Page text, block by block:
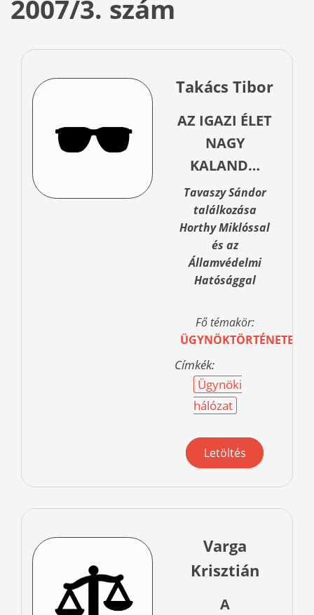
2007/3. szám
Takács Tibor
AZ IGAZI ÉLET
NAGY
KALAND…
Tavaszy Sándor
találkozása
Horthy Miklóssal
és az
Államvédelmi
Hatósággal
Fő témakör:
ÜGYNÖKTÖRTÉNETEK
Címkék:
Ügynöki
hálózat
Letöltés
Varga
Krisztián
A